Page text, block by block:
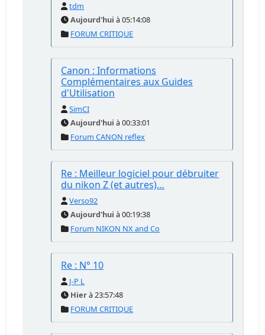
tdm
Aujourd'hui à 05:14:08
FORUM CRITIQUE
Canon : Informations
Complémentaires aux Guides
d'Utilisation
SimCI
Aujourd'hui à 00:33:01
Forum CANON reflex
Re : Meilleur logiciel pour débruiter
du nikon Z (et autres)…
Verso92
Aujourd'hui à 00:19:38
Forum NIKON NX and Co
Re : N° 10
J-P L
Hierà 23:57:48
FORUM CRITIQUE